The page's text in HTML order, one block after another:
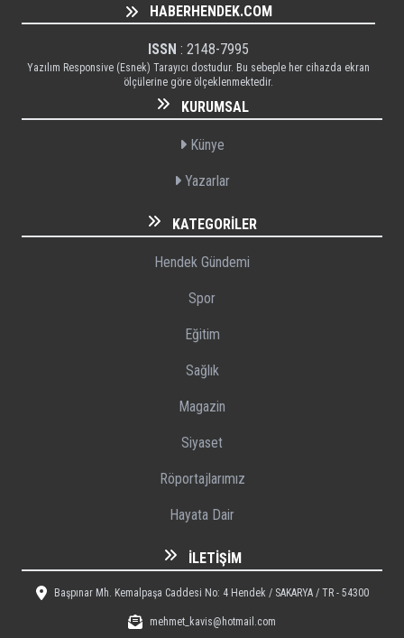
HABERHENDEK.COM
ISSN : 2148-7995
Yazılım Responsive (Esnek) Tarayıcı dostudur. Bu sebeple her cihazda ekran
ölçülerine göre ölçeklenmektedir.
KURUMSAL
Künye
Yazarlar
KATEGORILER
Hendek Gündemi
Spor
Eğitim
Sağlık
Magazin
Siyaset
Röportajlarımız
Hayata Dair
İLETIŞIM
Başpınar Mh. Kemalpaşa Caddesi No: 4 Hendek / SAKARYA / TR - 54300
mehmet_kavis@hotmail.com